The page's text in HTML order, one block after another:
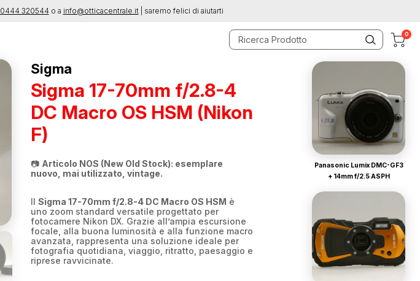
0
Sigma
Sigma 17-70mm f/2.8-4
DC Macro OS HSM (Nikon
F)
📷 Articolo NOS (New Old Stock): esemplare
nuovo, mai utilizzato, vintage.
Il Sigma 17-70mm f/2.8-4 DC Macro OS HSM è
uno zoom standard versatile progettato per
fotocamere Nikon DX. Grazie all’ampia escursione
focale, alla buona luminosità e alla funzione macro
avanzata, rappresenta una soluzione ideale per
fotografia quotidiana, viaggio, ritratto, paesaggio e
riprese ravvicinate.
Panasonic Lumix DMC-GF3
+ 14mm f/2.5 ASPH
0444 320544 o a info@otticacentrale.it| saremo felici di aiutarti